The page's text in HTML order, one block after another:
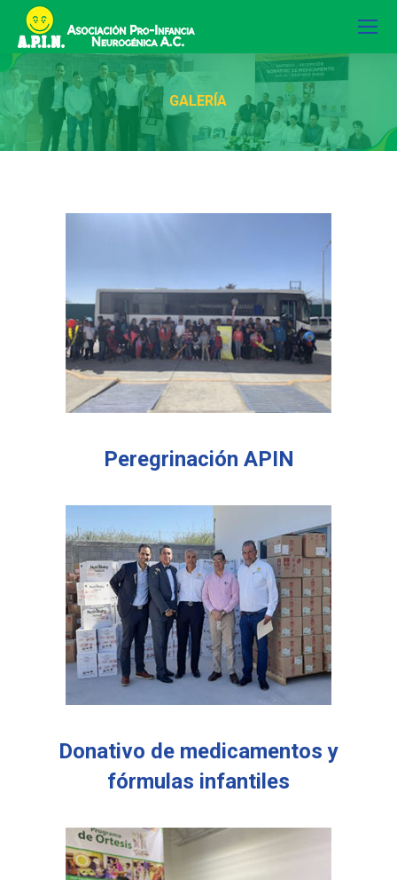
GALERÍA
Peregrinación APIN
Donativo de medicamentos y
fórmulas infantiles